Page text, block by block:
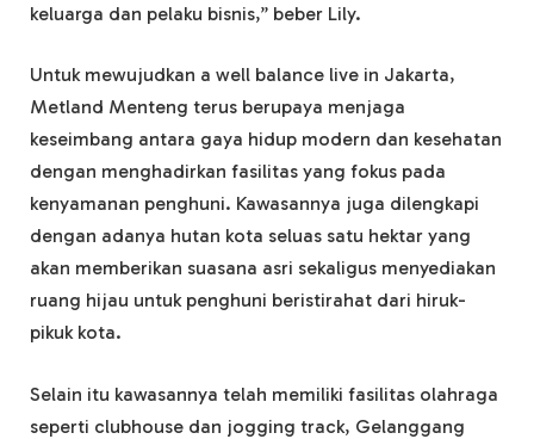
keluarga dan pelaku bisnis,” beber Lily.
Untuk mewujudkan a well balance live in Jakarta,
Metland Menteng terus berupaya menjaga
keseimbang antara gaya hidup modern dan kesehatan
dengan menghadirkan fasilitas yang fokus pada
kenyamanan penghuni. Kawasannya juga dilengkapi
dengan adanya hutan kota seluas satu hektar yang
akan memberikan suasana asri sekaligus menyediakan
ruang hijau untuk penghuni beristirahat dari hiruk-
pikuk kota.
Selain itu kawasannya telah memiliki fasilitas olahraga
seperti clubhouse dan jogging track, Gelanggang